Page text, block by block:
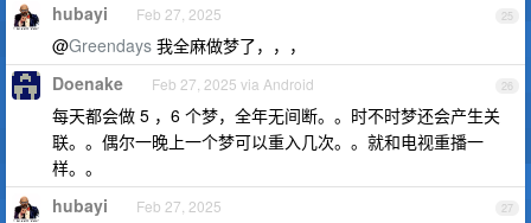
25
hubayi Feb 27, 2025
@Greendays 我全麻做梦了，，，
26
Doenake Feb 27, 2025 via Android
每天都会做 5 ，6 个梦，全年无间断。。时不时梦还会产生关
联。。偶尔一晚上一个梦可以重入几次。。就和电视重播一
样。。
27
hubayi Feb 27, 2025